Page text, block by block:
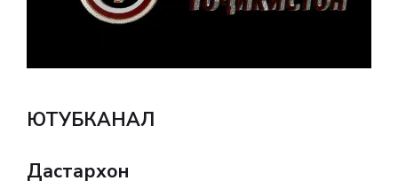
ЮТУБКАНАЛ
Дастархон